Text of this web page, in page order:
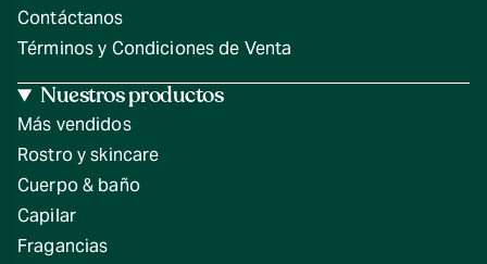
Contáctanos
Términos y Condiciones de Venta
Nuestros productos
Más vendidos
Rostro y skincare
Cuerpo & baño
Capilar
Fragancias